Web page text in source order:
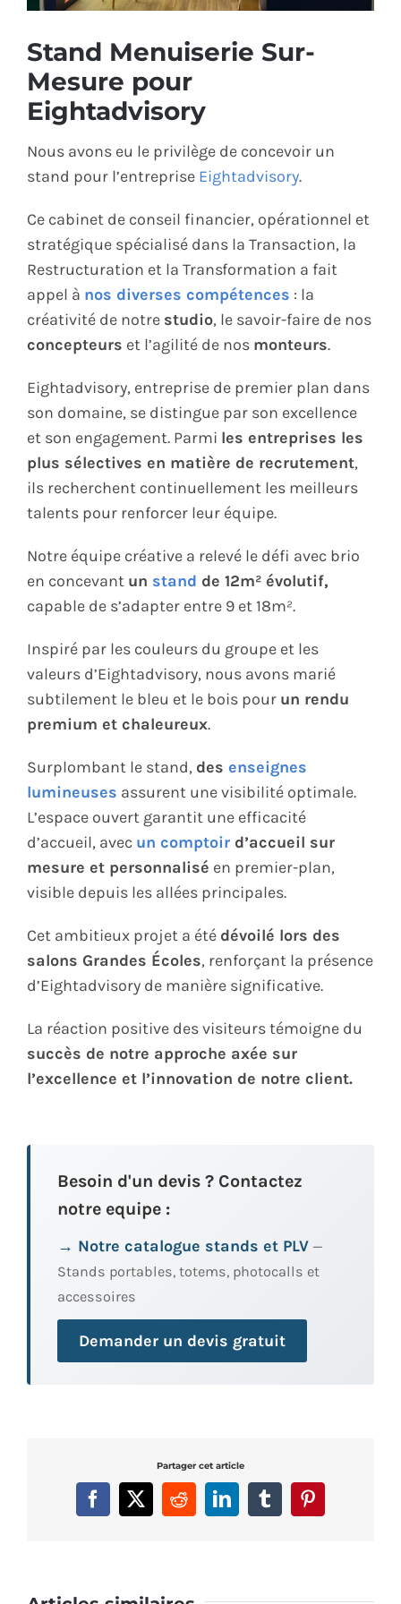
CONTACT
Stand Menuiserie Sur-
Mesure pour
Eightadvisory
Nous avons eu le privilège de concevoir un
stand pour l’entreprise Eightadvisory.
Ce cabinet de conseil financier, opérationnel et
stratégique spécialisé dans la Transaction, la
Restructuration et la Transformation a fait
appel à nos diverses compétences : la
créativité de notre studio, le savoir-faire de nos
concepteurs et l’agilité de nos monteurs.
Eightadvisory, entreprise de premier plan dans
son domaine, se distingue par son excellence
et son engagement. Parmi les entreprises les
plus sélectives en matière de recrutement,
ils recherchent continuellement les meilleurs
talents pour renforcer leur équipe.
Notre équipe créative a relevé le défi avec brio
en concevant un stand de 12m² évolutif,
capable de s’adapter entre 9 et 18m².
Inspiré par les couleurs du groupe et les
valeurs d’Eightadvisory, nous avons marié
subtilement le bleu et le bois pour un rendu
premium et chaleureux.
Surplombant le stand, des enseignes
lumineuses assurent une visibilité optimale.
L’espace ouvert garantit une efficacité
d’accueil, avec un comptoird’accueil sur
mesure et personnalisé en premier-plan,
visible depuis les allées principales.
Cet ambitieux projet a été dévoilé lors des
salons Grandes Écoles, renforçant la présence
d’Eightadvisory de manière significative.
La réaction positive des visiteurs témoigne du
succès de notre approche axée sur
l’excellence et l’innovation de notre client.
Besoin d'un devis ? Contactez
notre equipe :
→ Notre catalogue stands et PLV —
Stands portables, totems, photocalls et
accessoires
Demander un devis gratuit
Partager cet article
Facebook
X RedditLinkedInTumblrPinterest